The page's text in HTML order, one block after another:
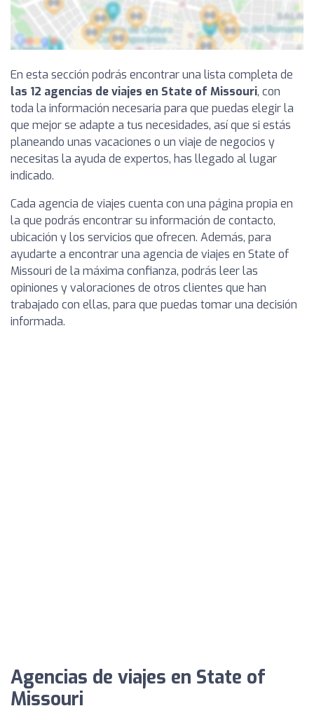
En esta sección podrás encontrar una lista completa de
las 12 agencias de viajes en State of Missouri, con
toda la información necesaria para que puedas elegir la
que mejor se adapte a tus necesidades, así que si estás
planeando unas vacaciones o un viaje de negocios y
necesitas la ayuda de expertos, has llegado al lugar
indicado.
Cada agencia de viajes cuenta con una página propia en
la que podrás encontrar su información de contacto,
ubicación y los servicios que ofrecen. Además, para
ayudarte a encontrar una agencia de viajes en State of
Missouri de la máxima confianza, podrás leer las
opiniones y valoraciones de otros clientes que han
trabajado con ellas, para que puedas tomar una decisión
informada.
Agencias de viajes en State of
Missouri